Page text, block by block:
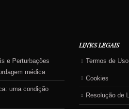
e Perturbações
médica
uma condição
LINKS LEGAIS
Termos de Uso
Cookies
Resolução de